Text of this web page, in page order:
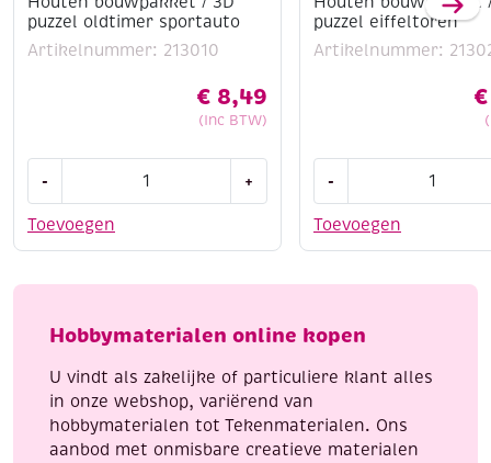
puzzel oldtimer sportauto
Artikelnummer: 213010
€ 8,49
(Inc BTW)
Toevoegen
-
/
oldtimer
aantal
+
puzzel eiffeltoren
Artikelnummer:
€
Toevoegen
-
/
eiffeltoren
Hobbymaterialen online kopen
U vindt als zakelijke of particuliere klant alles
in onze webshop, variërend van
hobbymaterialen tot Tekenmaterialen. Ons
aanbod met onmisbare creatieve materialen